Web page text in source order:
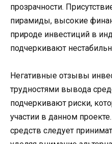
прозрачности.
пирамиды, высокие
природе инвестиций в
подчеркивают
Негативные отзывы
трудностями вывода
подчеркивают риски,
участии в данном
средств следует